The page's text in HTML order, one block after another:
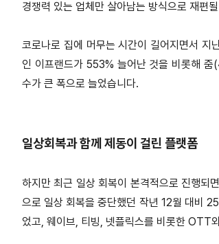
경쟁력 있는 업체만 살아남는 방식으로 재편
코로나로 집에 머무는 시간이 길어지면서
인 이프랜드가 553% 늘어난 것을 비롯해
수가 큰 폭으로 늘었습니다.
일상회복과 함께 제동이 걸린 플랫폼
하지만 최근 일상 회복이 본격적으로 진행되
으로 일상 회복을 중단했던 작년 12월 대비
었고, 웨이브, 티빙, 넷플릭스를 비롯한 OTT